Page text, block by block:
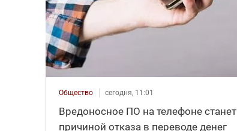
Общество сегодня, 11:01
Вредоносное ПО на телефоне станет
причиной отказа в переводе денег